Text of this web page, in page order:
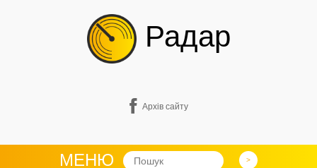
Радар
Архів сайту
МЕНЮ